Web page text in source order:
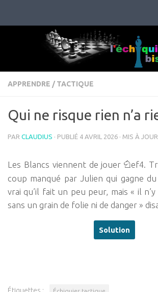
APPRENDRE / TACTIQUE
Qui ne risque rien n’a
PAR CLAUDIUS · PUBLIÉ 4 AVRIL 2026 · MIS À JOUR
Les Blancs viennent de jouerNef4.
coup manqué par Julien qui gagne
vrai qu’il fait un peu peur, mais « il
sans un grain de folie ni de danger »
Étiquettes : Échiquier tactique